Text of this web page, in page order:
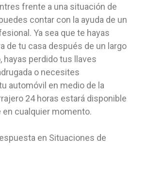
frente a una situación de
contar con la ayuda de un
Ya sea que te hayas
de tu casa después de un largo
hayas perdido tus llaves
o necesites
automóvil en medio de la
24 horas estará disponible
en cualquier momento.
en Situaciones de